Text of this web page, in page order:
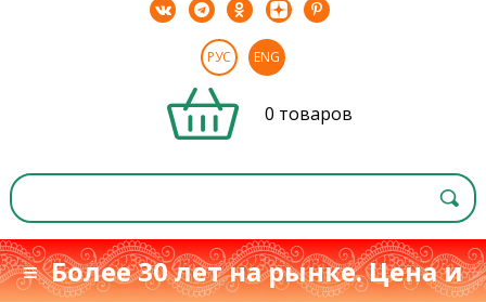
РУС ENG
0 товаров
≡ Более 30 лет на рынке. Цена и